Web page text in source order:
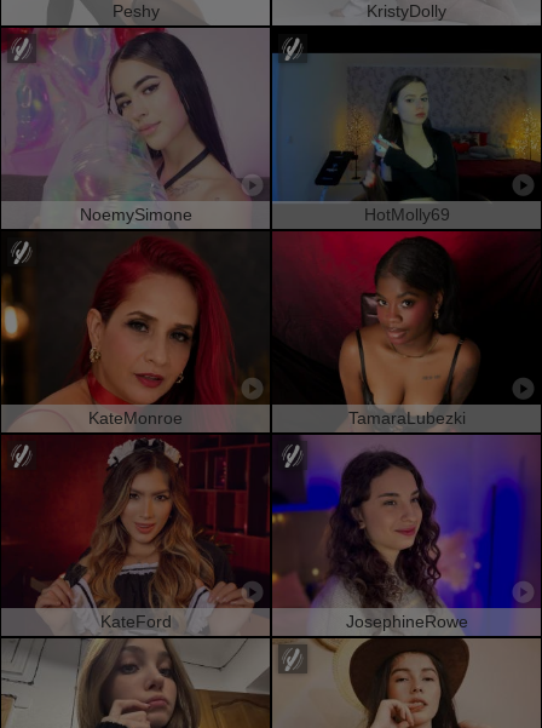
Peshy KristyDolly
NoemySimone HotMolly69
KateMonroe TamaraLubezki
KateFord JosephineRowe